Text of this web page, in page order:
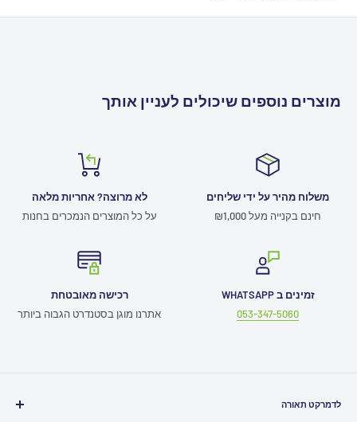
מוצרים נוספים שיכולים לעניין אותך
משלוח מהיר על ידי שליחים
חינם בקנייה מעל ₪1,000
לא מרוצה? אחריות מלאה
על כל המוצרים הנמכרים בחנות
זמינים ב WHATSAPP
053-347-5060
רכישה מאובטחת
אתרנו מוגן בסטנדרט הגבוה ביותר
לדמרקט תאורה